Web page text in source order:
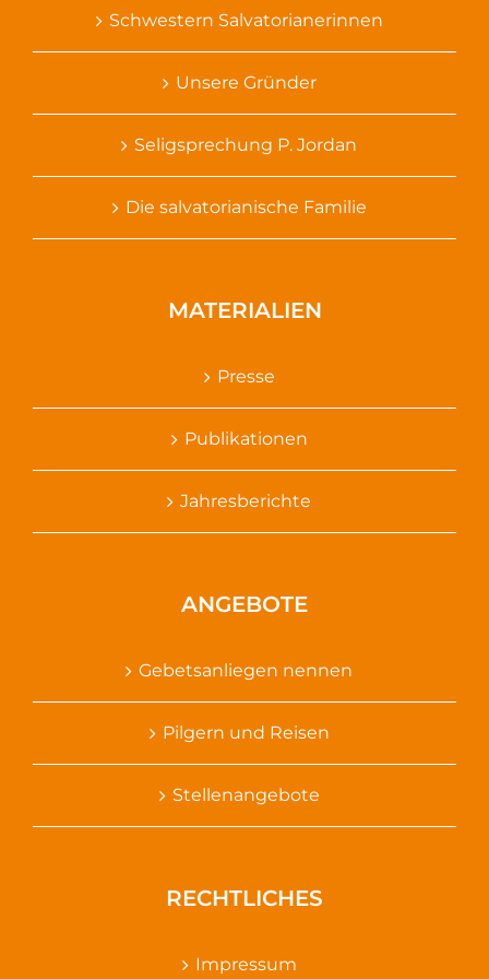
Schwestern Salvatorianerinnen
Unsere Gründer
Seligsprechung P. Jordan
Die salvatorianische Familie
MATERIALIEN
Presse
Publikationen
Jahresberichte
ANGEBOTE
Gebetsanliegen nennen
Pilgern und Reisen
Stellenangebote
RECHTLICHES
Impressum